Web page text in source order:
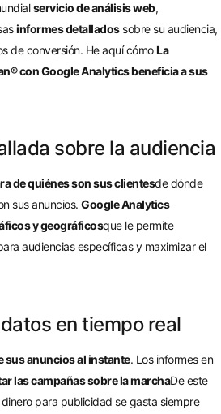
servicio de análisis web,
informes detalladossobre su audiencia,
de conversión. He aquí cómoLa
con Google Analytics beneficia a sus
sobre la audiencia
de quiénes son sus clientesde dónde
sus anuncios. Google Analytics
y geográficosque le permite
audiencias específicas y maximizar el
en tiempo real
sus anuncios al instante. Los informes en
las campañas sobre la marchaDe este
para publicidad se gasta siempre